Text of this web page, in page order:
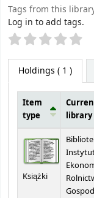
Tags from this
Log in to add tags.
Star ratings
Holdings ( 1 )
Item
type
library
Książki